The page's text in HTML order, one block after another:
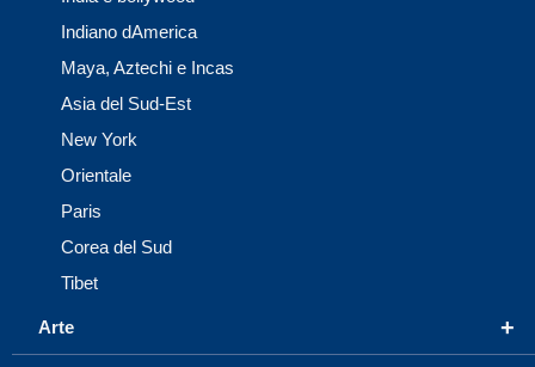
Indiano dAmerica
Maya, Aztechi e Incas
Asia del Sud-Est
New York
Orientale
Paris
Corea del Sud
Tibet
+
Arte